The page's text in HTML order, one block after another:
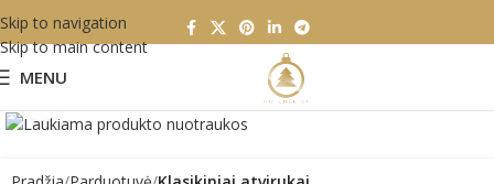
Skip to navigation
Skip to main content
MENU